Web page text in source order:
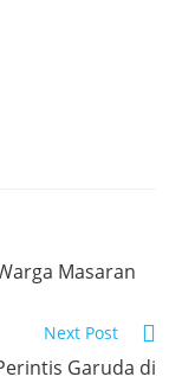
Masaran
Next Post
Garuda di